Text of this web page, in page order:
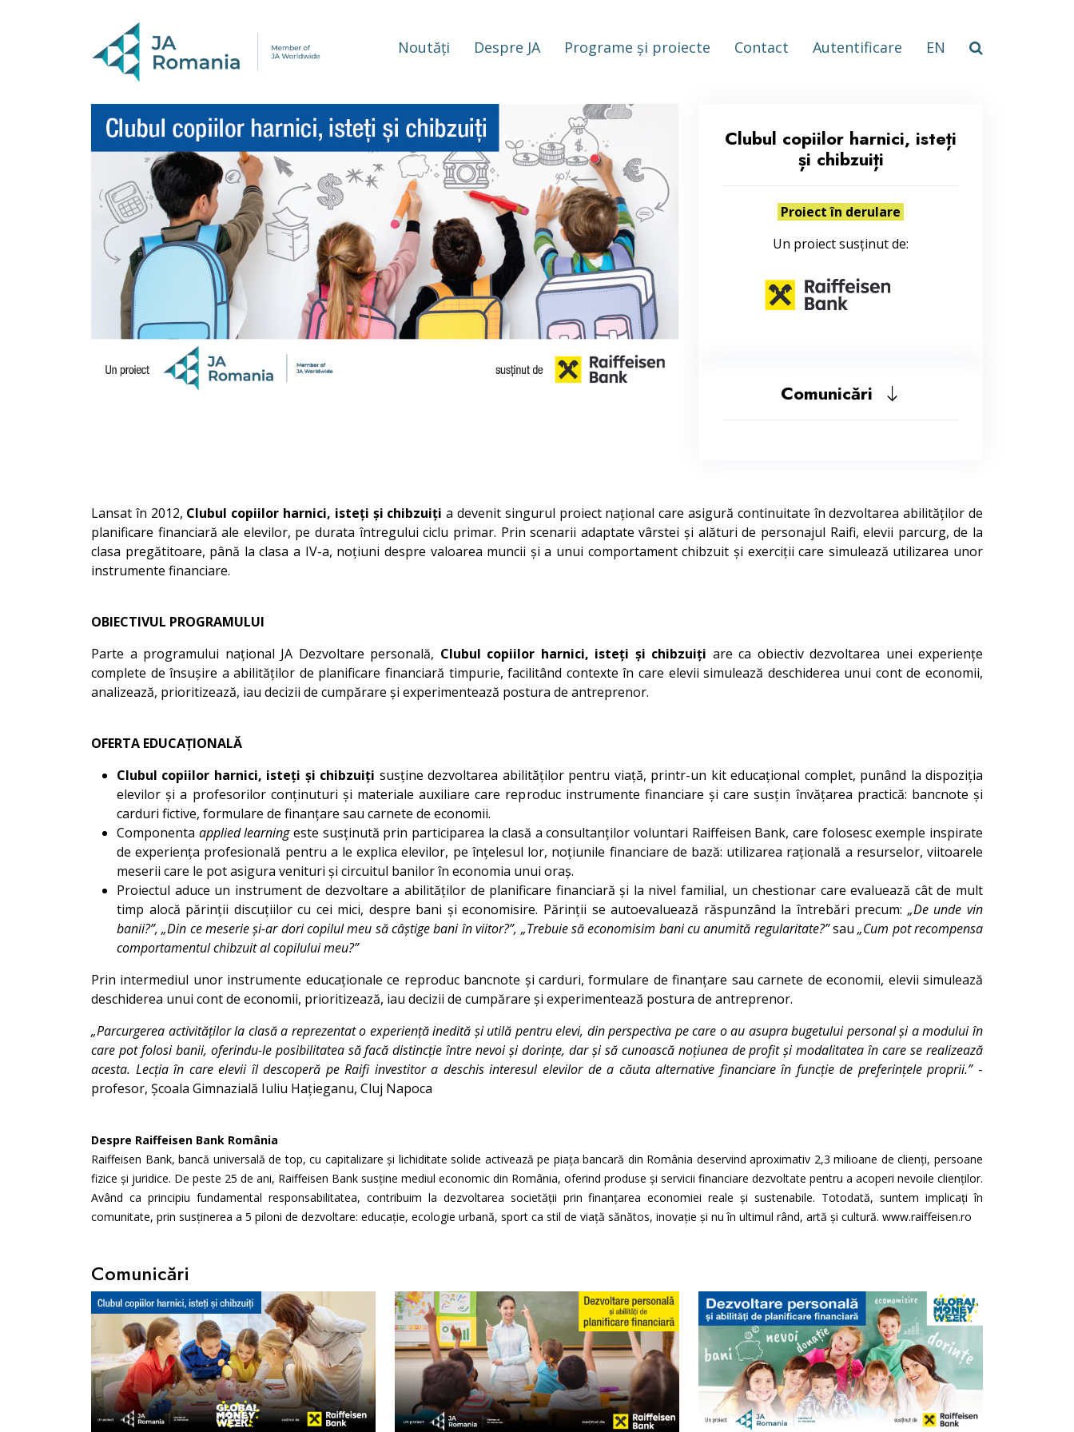
Noutăți Despre JA Programe și proiecte Contact Autentificare EN
Clubul copiilor harnici, isteți
și chibzuiți
Proiect în derulare
Un proiect susținut de:
Comunicări
Lansat în 2012, Clubul copiilor harnici, isteți și chibzuiți a devenit singurul proiect național care asigură continuitate în dezvoltarea abilităților de
planificare financiară ale elevilor, pe durata întregului ciclu primar. Prin scenarii adaptate vârstei și alături de personajul Raifi, elevii parcurg, de la
clasa pregătitoare, până la clasa a IV-a, noțiuni despre valoarea muncii și a unui comportament chibzuit și exerciții care simulează utilizarea unor
instrumente financiare.
OBIECTIVUL PROGRAMULUI
Parte a programului național JA Dezvoltare personală, Clubul copiilor harnici, isteți și chibzuiți are ca obiectiv dezvoltarea unei experiențe
complete de însușire a abilităților de planificare financiară timpurie, facilitând contexte în care elevii simulează deschiderea unui cont de economii,
analizează, prioritizează, iau decizii de cumpărare și experimentează postura de antreprenor.
OFERTA EDUCAȚIONALĂ
Clubul copiilor harnici, isteți și chibzuiți susține dezvoltarea abilităților pentru viață, printr-un kit educațional complet, punând la dispoziția
elevilor și a profesorilor conținuturi și materiale auxiliare care reproduc instrumente financiare și care susțin învățarea practică: bancnote și
carduri fictive, formulare de finanțare sau carnete de economii.
Componenta applied learningeste susținută prin participarea la clasă a consultanților voluntari Raiffeisen Bank, care folosesc exemple inspirate
de experiența profesională pentru a le explica elevilor, pe înțelesul lor, noțiunile financiare de bază: utilizarea rațională a resurselor, viitoarele
meserii care le pot asigura venituri și circuitul banilor în economia unui oraș.
Proiectul aduce un instrument de dezvoltare a abilităților de planificare financiară și la nivel familial, un chestionar care evaluează cât de mult
timp alocă părinții discuțiilor cu cei mici, despre bani și economisire. Părinții se autoevaluează răspunzând la întrebări precum: „De unde vin
banii?”, „Din ce meserie și-ar dori copilul meu să câștige bani în viitor?”, „Trebuie să economisim bani cu anumită regularitate?”sau„Cum pot recompensa
comportamentul chibzuit al copilului meu?”
Prin intermediul unor instrumente educaționale ce reproduc bancnote și carduri, formulare de finanțare sau carnete de economii, elevii simulează
deschiderea unui cont de economii, prioritizează, iau decizii de cumpărare și experimentează postura de antreprenor.
„Parcurgerea activităților la clasă a reprezentat o experiență inedită și utilă pentru elevi, din perspectiva pe care o au asupra bugetului personal și a modului în
care pot folosi banii, oferindu-le posibilitatea să facă distincție între nevoi și dorințe, dar și să cunoască noțiunea de profit și modalitatea în care se realizează
acesta. Lecția în care elevii îl descoperă pe Raifi investitor a deschis interesul elevilor de a căuta alternative financiare în funcție de preferințele proprii.”-
profesor, Școala Gimnazială Iuliu Hațieganu, Cluj Napoca
Despre Raiffeisen Bank România
Raiffeisen Bank, bancă universală de top, cu capitalizare și lichiditate solide activează pe piața bancară din România deservind aproximativ 2,3 milioane de clienți, persoane
fizice și juridice. De peste 25 de ani, Raiffeisen Bank susține mediul economic din România, oferind produse și servicii financiare dezvoltate pentru a acoperi nevoile clienților.
Având ca principiu fundamental responsabilitatea, contribuim la dezvoltarea societății prin finanțarea economiei reale și sustenabile. Totodată, suntem implicați în
comunitate, prin susținerea a 5 piloni de dezvoltare: educație, ecologie urbană, sport ca stil de viață sănătos, inovație și nu în ultimul rând, artă și cultură. www.raiffeisen.ro
Comunicări